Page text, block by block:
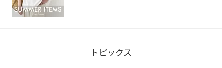
トピックス